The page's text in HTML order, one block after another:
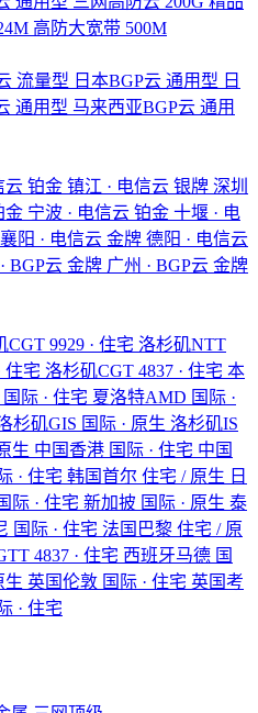
高防大宽带 500M
流量型 日本BGP云 通用型 日
通用型 马来西亚BGP云 通用
云 铂金 镇江 · 电信云 银牌 深圳
金 宁波 · 电信云 铂金 十堰 · 电
襄阳 · 电信云 金牌 德阳 · 电信云
BGP云 金牌 广州 · BGP云 金牌
CGT 9929 · 住宅 洛杉矶NTT
住宅 洛杉矶CGT 4837 · 住宅 本
国际 · 住宅 夏洛特AMD 国际 ·
杉矶GIS 国际 · 原生 洛杉矶IS
生 中国香港 国际 · 住宅 中国
· 住宅 韩国首尔 住宅 / 原生 日
际 · 住宅 新加披 国际 · 原生 泰
国际 · 住宅 法国巴黎 住宅 / 原
4837 · 住宅 西班牙马德 国
生 英国伦敦 国际 · 住宅 英国考
· 住宅